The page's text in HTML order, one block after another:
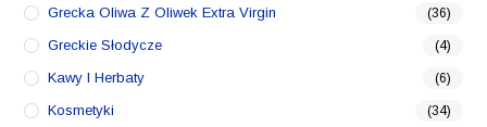
Grecka Oliwa Z Oliwek Extra Virgin (36)
Greckie Słodycze (4)
Kawy I Herbaty (6)
Kosmetyki (34)